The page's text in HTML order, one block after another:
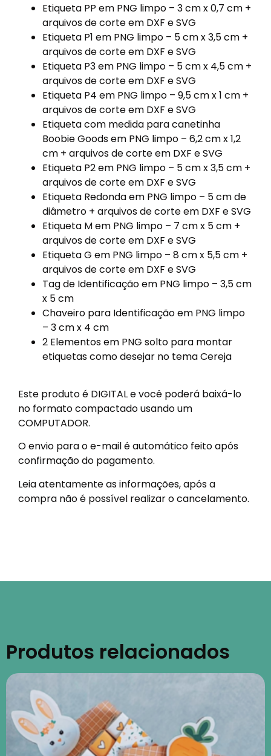
Etiqueta PP em PNG limpo – 3 cm x 0,7 cm +
arquivos de corte em DXF e SVG
Etiqueta P1 em PNG limpo – 5 cm x 3,5 cm +
arquivos de corte em DXF e SVG
Etiqueta P3 em PNG limpo – 5 cm x 4,5 cm +
arquivos de corte em DXF e SVG
Etiqueta P4 em PNG limpo – 9,5 cm x 1 cm +
arquivos de corte em DXF e SVG
Etiqueta com medida para canetinha
Boobie Goods em PNG limpo – 6,2 cm x 1,2
cm + arquivos de corte em DXF e SVG
Etiqueta P2 em PNG limpo – 5 cm x 3,5 cm +
arquivos de corte em DXF e SVG
Etiqueta Redonda em PNG limpo – 5 cm de
diâmetro + arquivos de corte em DXF e SVG
Etiqueta M em PNG limpo – 7 cm x 5 cm +
arquivos de corte em DXF e SVG
Etiqueta G em PNG limpo – 8 cm x 5,5 cm +
arquivos de corte em DXF e SVG
Tag de Identificação em PNG limpo – 3,5 cm
x 5 cm
Chaveiro para Identificação em PNG limpo
– 3 cm x 4 cm
2 Elementos em PNG solto para montar
etiquetas como desejar no tema Cereja
Este produto é DIGITAL e você poderá baixá-lo
no formato compactado usando um
COMPUTADOR.
O envio para o e-mail é automático feito após
confirmação do pagamento.
Leia atentamente as informações, após a
compra não é possível realizar o cancelamento.
Produtos relacionados